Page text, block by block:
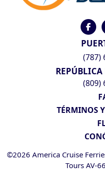
(787)
(809)
TÉRMINOS
©2026 America Cruise
Tours AV-